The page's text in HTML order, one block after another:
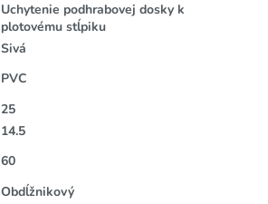
Uchytenie podhrabovej dosky k
plotovému stĺpiku
Sivá
PVC
25
14.5
60
Obdĺžnikový